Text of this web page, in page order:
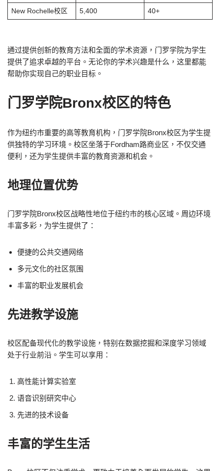
New Rochelle校区 5,400 40+
通过提供创新的教育方法和全面的学术资源，门罗学院为学生
提供了追求卓越的平台。无论你的学术兴趣是什么，这里都能
帮助你实现自己的职业目标。
门罗学院Bronx校区的特色
作为纽约市重要的高等教育机构，门罗学院Bronx校区为学生提
供独特的学习环境。校区坐落于Fordham路商业区，不仅交通
便利，还为学生提供丰富的教育资源和机会。
地理位置优势
门罗学院Bronx校区战略性地位于纽约市的核心区域。周边环境
丰富多彩，为学生提供了：
便捷的公共交通网络
多元文化的社区氛围
丰富的职业发展机会
先进教学设施
校区配备现代化的教学设施，特别在数据挖掘和深度学习领域
处于行业前沿。学生可以享用：
高性能计算实验室
语音识别研究中心
先进的技术设备
丰富的学生生活